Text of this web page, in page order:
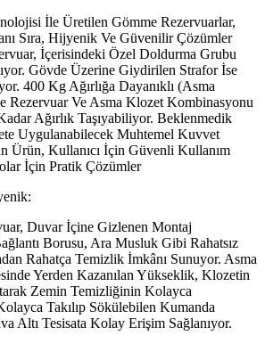
İle Üretilen Gömme Rezervuarlar,
Sıra, Hijyenik Ve Güvenilir Çözümler
İçerisindeki Özel Doldurma Grubu
Gövde Üzerine Giydirilen Strafor İse
400 Kg Ağırlığa Dayanıklı (Asma
Rezervuar Ve Asma Klozet Kombinasyonu
Ağırlık Taşıyabiliyor. Beklenmedik
Uygulanabilecek Muhtemel Kuvvet
Ürün, Kullanıcı İçin Güvenli Kullanım
İçin Pratik Çözümler
Duvar İçine Gizlenen Montaj
Borusu, Ara Musluk Gibi Rahatsız
Rahatça Temizlik İmkânı Sunuyor. Asma
Yerden Kazanılan Yükseklik, Klozetin
Zemin Temizliğinin Kolayca
Takılıp Sökülebilen Kumanda
Altı Tesisata Kolay Erişim Sağlanıyor.